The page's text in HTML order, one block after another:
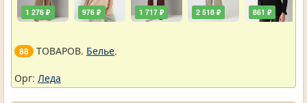
1 276 ₽ 976 ₽ 1 717 ₽ 2 518 ₽ 861 ₽
88 ТОВАРОВ. Белье.
Орг: Леда